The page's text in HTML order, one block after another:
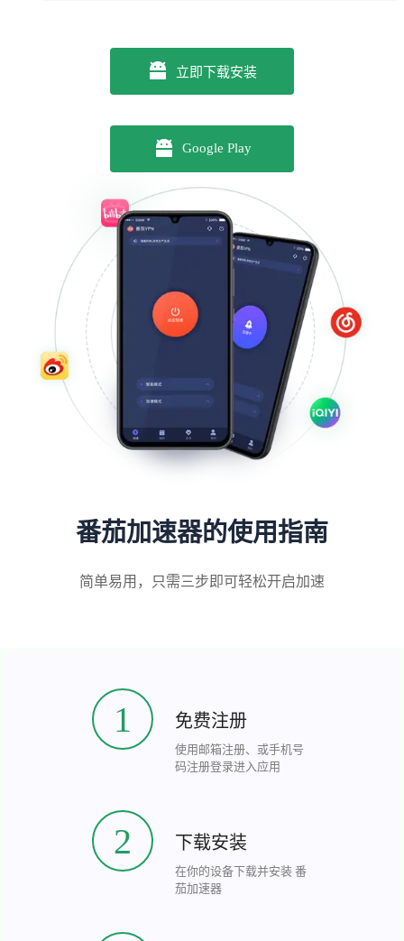
立即下载安装
Google Play
番茄加速器的使用指南
简单易用，只需三步即可轻松开启加速
1 免费注册
使用邮箱注册、或手机号
码注册登录进入应用
2 下载安装
在你的设备下载并安装 番
茄加速器